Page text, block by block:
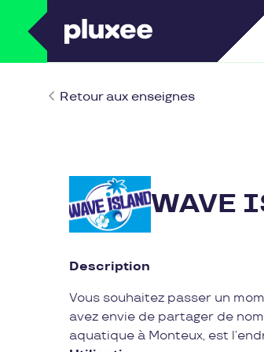
Retour aux enseignes
WAVE
Description
Vous souhaitez passer un
avez envie de partager de
aquatique à Monteux, est